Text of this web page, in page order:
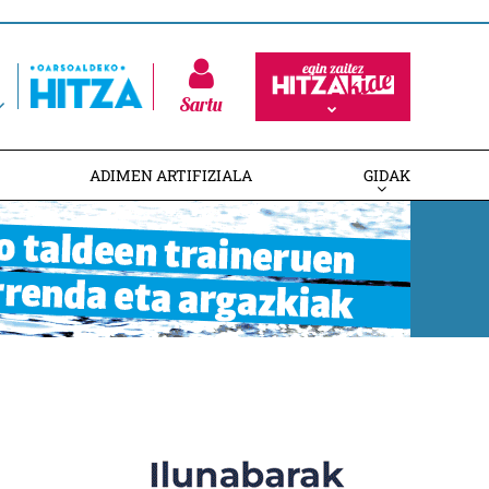
Sartu
ADIMEN ARTIFIZIALA GIDAK